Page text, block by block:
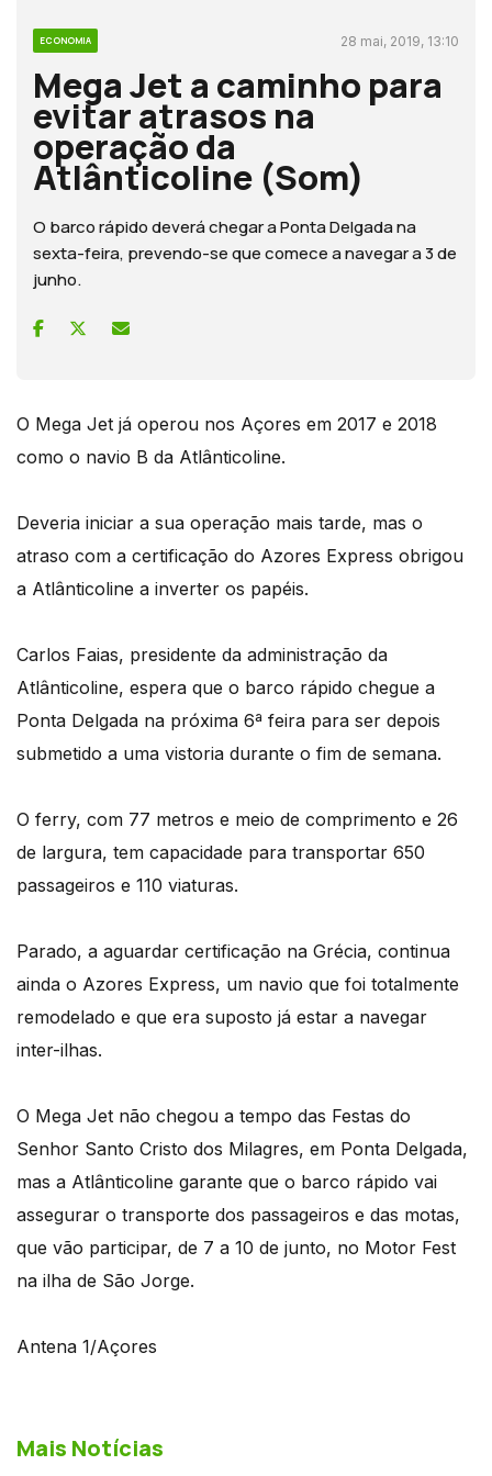
ECONOMIA 28 mai, 2019, 13:10
Mega Jet a caminho para
evitar atrasos na
operação da
Atlânticoline (Som)
O barco rápido deverá chegar a Ponta Delgada na
sexta-feira, prevendo-se que comece a navegar a 3 de
junho.
O Mega Jet já operou nos Açores em 2017 e 2018
como o navio B da Atlânticoline.
Deveria iniciar a sua operação mais tarde, mas o
atraso com a certificação do Azores Express obrigou
a Atlânticoline a inverter os papéis.
Carlos Faias, presidente da administração da
Atlânticoline, espera que o barco rápido chegue a
Ponta Delgada na próxima 6ª feira para ser depois
submetido a uma vistoria durante o fim de semana.
O ferry, com 77 metros e meio de comprimento e 26
de largura, tem capacidade para transportar 650
passageiros e 110 viaturas.
Parado, a aguardar certificação na Grécia, continua
ainda o Azores Express, um navio que foi totalmente
remodelado e que era suposto já estar a navegar
inter-ilhas.
O Mega Jet não chegou a tempo das Festas do
Senhor Santo Cristo dos Milagres, em Ponta Delgada,
mas a Atlânticoline garante que o barco rápido vai
assegurar o transporte dos passageiros e das motas,
que vão participar, de 7 a 10 de junto, no Motor Fest
na ilha de São Jorge.
Antena 1/Açores
Mais Notícias